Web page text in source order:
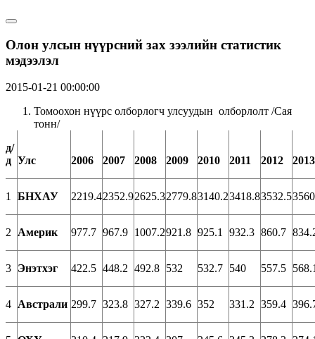
Олон улсын нүүрсний зах зээлийн статистик
мэдээлэл
2015-01-21 00:00:00
Томоохон нүүрс олборлогч улсуудын олборлолт /Сая
тонн/
д/
д Улс 2006 2007 2008 2009 2010 2011 2012 2013
1 БНХАУ 2219.42352.92625.32779.83140.23418.83532.5
2 Америк 977.7 967.9 1007.2921.8 925.1 932.3 860.7
3 Энэтхэг 422.5 448.2 492.8 532 532.7 540 557.5
4 Австрали 299.7 323.8 327.2 339.6 352 331.2 359.4